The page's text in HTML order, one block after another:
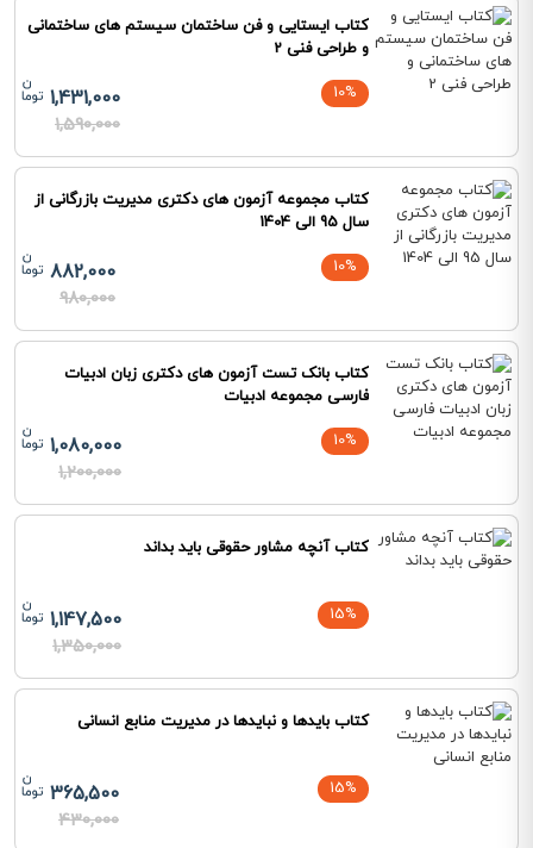
کتاب ایستایی و فن ساختمان سیستم های ساختمانی
و طراحی فنی 2
10%
1,431,000
1,590,000
کتاب مجموعه آزمون های دکتری مدیریت بازرگانی از
سال 95 الی 1404
10%
882,000
980,000
کتاب بانک تست آزمون های دکتری زبان ادبیات
فارسی مجموعه ادبیات
10%
1,080,000
1,200,000
کتاب آنچه مشاور حقوقی باید بداند
15%
1,147,500
1,350,000
کتاب بایدها و نبایدها در مدیریت منابع انسانی
15%
365,500
430,000